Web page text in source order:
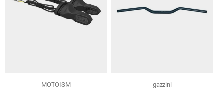
MOTOISM
gazzini